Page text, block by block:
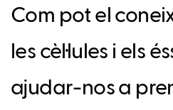
Com pot el
les cèl·lules i els
ajudar-nos a